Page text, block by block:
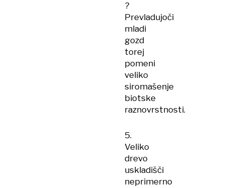
?
Prevladujoči
mladi
gozd
torej
pomeni
veliko
siromašenje
biotske
raznovrstnosti.
5.
Veliko
drevo
uskladišči
neprimerno